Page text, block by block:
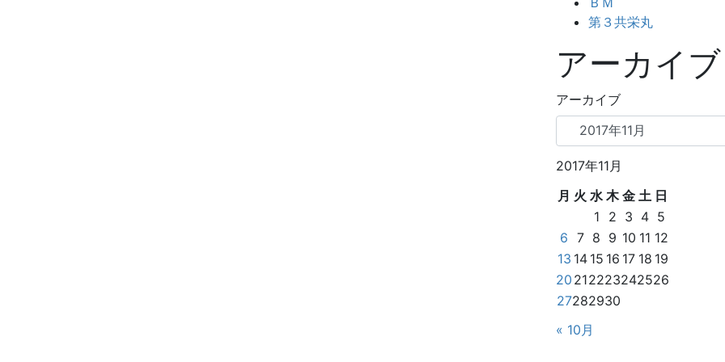
第３共栄丸
アーカイブ
アーカイブ
2017年11月
月 火 水 木 金 土 日
1
2 3 4 5
6 7 8 9 10 11 12
13 14 15 16 17 18 19
20 212223242526
27282930
« 10月